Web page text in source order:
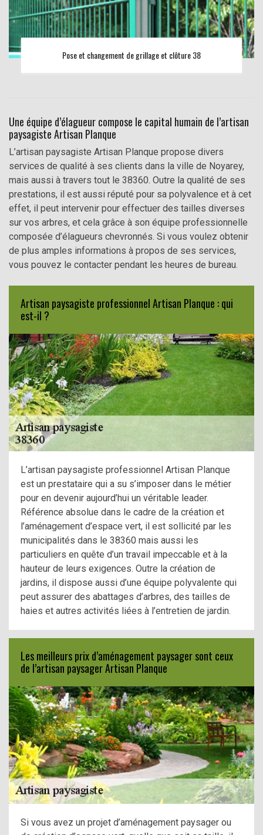
Pose et changement de grillage et clôture 38
Une équipe d’élagueur compose le capital humain de l’artisan
paysagiste Artisan Planque
L’artisan paysagiste Artisan Planque propose divers
services de qualité à ses clients dans la ville de Noyarey,
mais aussi à travers tout le 38360. Outre la qualité de ses
prestations, il est aussi réputé pour sa polyvalence et à cet
effet, il peut intervenir pour effectuer des tailles diverses
sur vos arbres, et cela grâce à son équipe professionnelle
composée d’élagueurs chevronnés. Si vous voulez obtenir
de plus amples informations à propos de ses services,
vous pouvez le contacter pendant les heures de bureau.
Artisan paysagiste professionnel Artisan Planque : qui
est-il ?
L’artisan paysagiste professionnel Artisan Planque
est un prestataire qui a su s’imposer dans le métier
pour en devenir aujourd’hui un véritable leader.
Référence absolue dans le cadre de la création et
l’aménagement d’espace vert, il est sollicité par les
municipalités dans le 38360 mais aussi les
particuliers en quête d’un travail impeccable et à la
hauteur de leurs exigences. Outre la création de
jardins, il dispose aussi d’une équipe polyvalente qui
peut assurer des abattages d’arbres, des tailles de
haies et autres activités liées à l’entretien de jardin.
Les meilleurs prix d’aménagement paysager sont ceux
de l’artisan paysager Artisan Planque
Si vous avez un projet d’aménagement paysager ou